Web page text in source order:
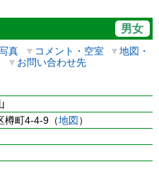
男女
真 ▼ コメント・空室 ▼地図・
▼ お問い合わせ先
樽町4-4-9（地図 ）